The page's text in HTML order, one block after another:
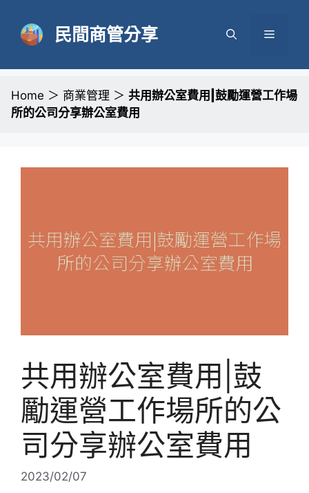
民間商管分享 選
Home ＞ 商業管理 ＞ 共用辦公室費用|鼓勵運營工作場
所的公司分享辦公室費用
共用辦公室費用|鼓
勵運營工作場所的公
司分享辦公室費用
2023/02/07